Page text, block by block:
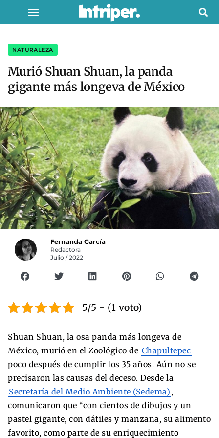
NATURALEZA
Murió Shuan Shuan, la panda
gigante más longeva de México
Fernanda García
Redactora
Julio / 2022
5/5 - (1 voto)
Shuan Shuan, la osa panda más longeva de
México, murió en el Zoológico de Chapultepec
poco después de cumplir los 35 años. Aún no se
precisaron las causas del deceso. Desde la
Secretaría del Medio Ambiente (Sedema) ,
comunicaron que “con cientos de dibujos y un
pastel gigante, con dátiles y manzana, su alimento
favorito, como parte de su enriquecimiento